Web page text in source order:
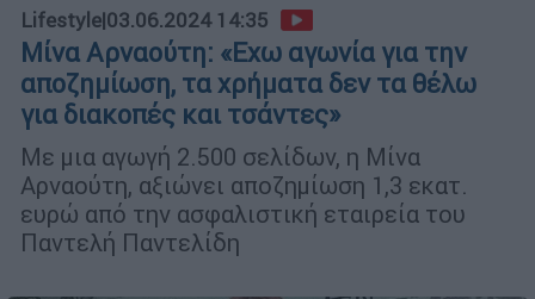
Lifestyle|03.06.2024 14:35
Μίνα Αρναούτη: «Εχω αγωνία για την
αποζημίωση, τα χρήματα δεν τα θέλω
για διακοπές και τσάντες»
Με μια αγωγή 2.500 σελίδων, η Μίνα
Αρναούτη, αξιώνει αποζημίωση 1,3 εκατ.
ευρώ από την ασφαλιστική εταιρεία του
Παντελή Παντελίδη